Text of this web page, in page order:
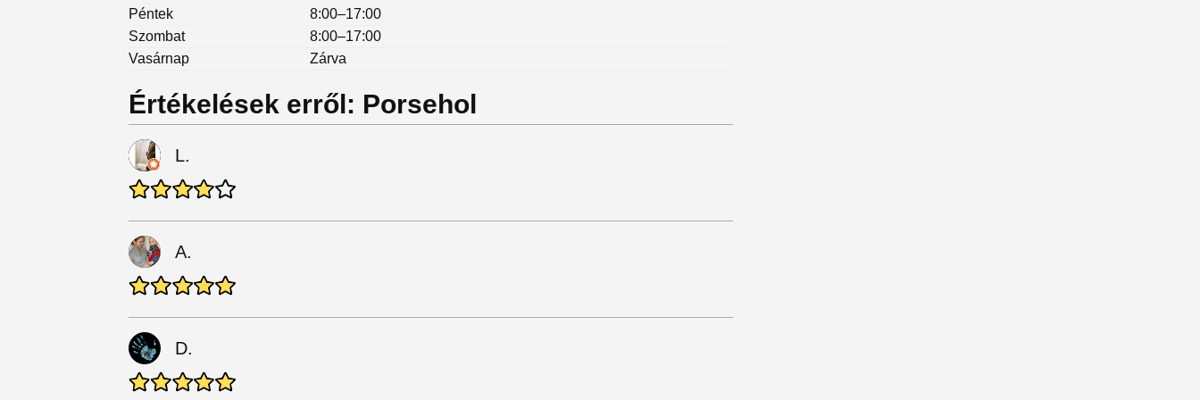
Péntek
8:00–17:00
Szombat
8:00–17:00
Vasárnap
Zárva
Értékelések erről: Porsehol
L.
A.
D.